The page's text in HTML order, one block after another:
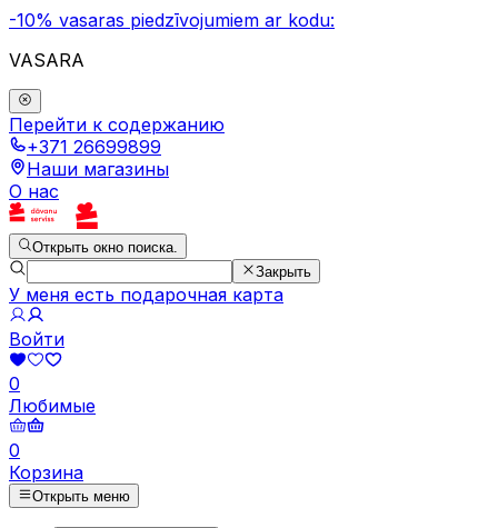
-10% vasaras piedzīvojumiem ar kodu:
VASARA
Перейти к содержанию
+371 26699899
Наши магазины
О нас
Открыть окно поиска.
Закрыть
У меня есть подарочная карта
Войти
0
Любимые
0
Корзина
Открыть меню